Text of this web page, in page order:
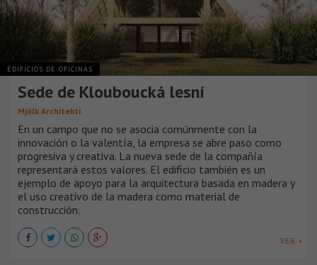
EDIFICIOS DE OFICINAS
Sede de Klouboucká lesní
Mjölk Architekti
En un campo que no se asocia comúnmente con la
innovación o la valentía, la empresa se abre paso como
progresiva y creativa. La nueva sede de la compañía
representará estos valores. El edificio también es un
ejemplo de apoyo para la arquitectura basada en madera y
el uso creativo de la madera como material de
construcción.
VER +